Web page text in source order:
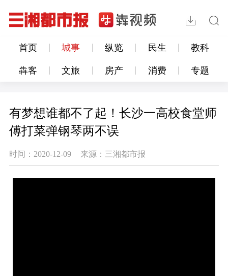
首页 城事 纵览 民生 教科
犇客 文旅 房产 消费 专题
有梦想谁都不了起！长沙一高校食堂师
傅打菜弹钢琴两不误
时间：2020-12-09 来源：三湘都市报